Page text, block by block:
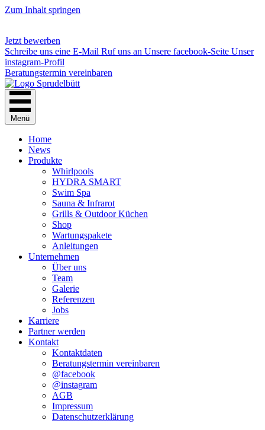
Zum Inhalt springen
Jetzt bewerben
Schreibe uns eine E-Mail Ruf uns an Unsere facebook-Seite Unser
instagram-Profil
Beratungstermin vereinbaren
Menü
Home
News
Produkte
Whirlpools
HYDRA SMART
Swim Spa
Sauna & Infrarot
Grills & Outdoor Küchen
Shop
Wartungspakete
Anleitungen
Unternehmen
Über uns
Team
Galerie
Referenzen
Jobs
Karriere
Partner werden
Kontakt
Kontaktdaten
Beratungstermin vereinbaren
@facebook
@instagram
AGB
Impressum
Datenschutzerklärung